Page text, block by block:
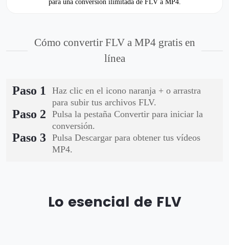
para una conversión ilimitada de FLV a MP4.
Cómo convertir FLV a MP4 gratis en
línea
Paso 1
Haz clic en el icono naranja + o arrastra
para subir tus archivos FLV.
Paso 2
Pulsa la pestaña Convertir para iniciar la
conversión.
Paso 3
Pulsa Descargar para obtener tus vídeos
MP4.
Lo esencial de FLV